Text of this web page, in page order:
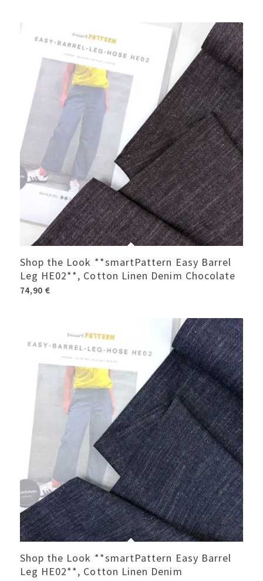
Shop the Look **smartPattern Easy Barrel
Leg HE02**, Cotton Linen Denim Chocolate
74,90 €
Shop the Look **smartPattern Easy Barrel
Leg HE02**, Cotton Linen Denim